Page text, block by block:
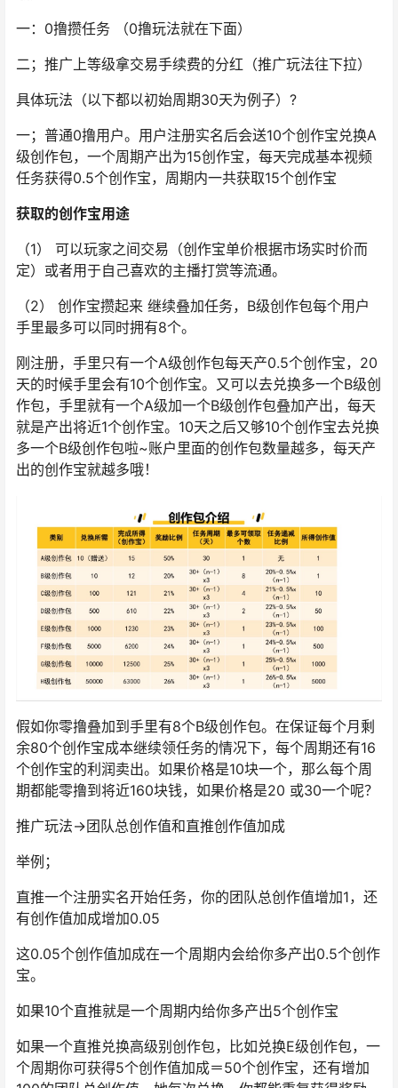
一：0撸攒任务 （0撸玩法就在下面）
二；推广上等级拿交易手续费的分红（推广玩法往下拉）
具体玩法（以下都以初始周期30天为例子）?
一；普通0撸用户。用户注册实名后会送10个创作宝兑换A
级创作包，一个周期产出为15创作宝，每天完成基本视频
任务获得0.5个创作宝，周期内一共获取15个创作宝
获取的创作宝用途
（1） 可以玩家之间交易（创作宝单价根据市场实时价而
定）或者用于自己喜欢的主播打赏等流通。
（2） 创作宝攒起来 继续叠加任务，B级创作包每个用户
手里最多可以同时拥有8个。
刚注册，手里只有一个A级创作包每天产0.5个创作宝，20
天的时候手里会有10个创作宝。又可以去兑换多一个B级创
作包，手里就有一个A级加一个B级创作包叠加产出，每天
就是产出将近1个创作宝。10天之后又够10个创作宝去兑换
多一个B级创作包啦~账户里面的创作包数量越多，每天产
出的创作宝就越多哦！
假如你零撸叠加到手里有8个B级创作包。在保证每个月剩
余80个创作宝成本继续领任务的情况下，每个周期还有16
个创作宝的利润卖出。如果价格是10块一个，那么每个周
期都能零撸到将近160块钱，如果价格是20 或30一个呢？
推广玩法→团队总创作值和直推创作值加成
举例；
直推一个注册实名开始任务，你的团队总创作值增加1，还
有创作值加成增加0.05
这0.05个创作值加成在一个周期内会给你多产出0.5个创作
宝。
如果10个直推就是一个周期内给你多产出5个创作宝
如果一个直推兑换高级别创作包，比如兑换E级创作包，一
个周期你可获得5个创作值加成＝50个创作宝，还有增加